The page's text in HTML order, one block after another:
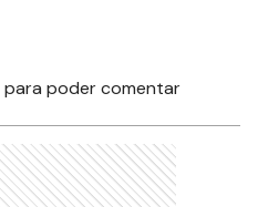
para poder comentar